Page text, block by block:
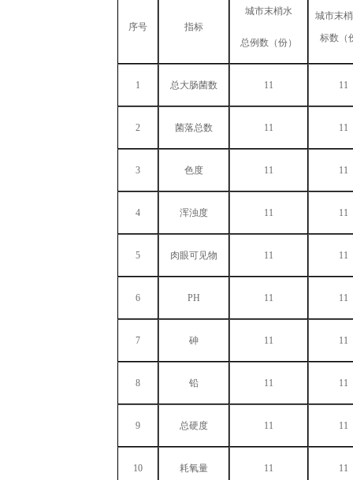
序号 指标
城市末梢水
总例数（份）
城市末
标数（
1 总大肠菌数 11 11
2 菌落总数 11 11
3 色度 11 11
4 浑浊度 11 11
5 肉眼可见物 11 11
6 PH 11 11
7 砷 11 11
8 铅 11 11
9 总硬度 11 11
10 耗氧量 11 11